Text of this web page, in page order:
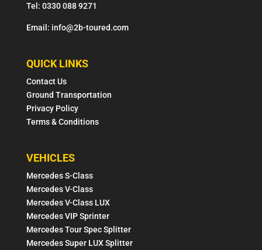
Tel: 0330 088 9271
Email: info@2b-toured.com
QUICK LINKS
Contact Us
Ground Transportation
Privacy Policy
Terms & Conditions
VEHICLES
Mercedes S-Class
Mercedes V-Class
Mercedes V-Class LUX
Mercedes VIP Sprinter
Mercedes Tour Spec Splitter
Mercedes Super LUX Splitter